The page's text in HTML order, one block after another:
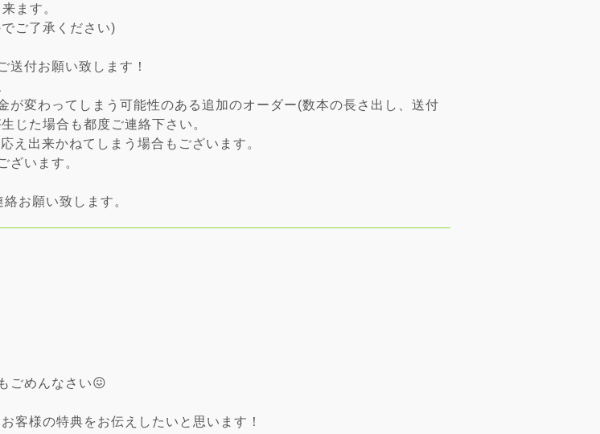
ます。
ご了承ください)
送付お願い致します！
変わってしまう可能性のある追加のオーダー(数本の長さ出し、送付
じた場合も都度ご連絡下さい。
え出来かねてしまう場合もございます。
ざいます。
お願い致します。
ごめんなさい😖
客様の特典をお伝えしたいと思います！